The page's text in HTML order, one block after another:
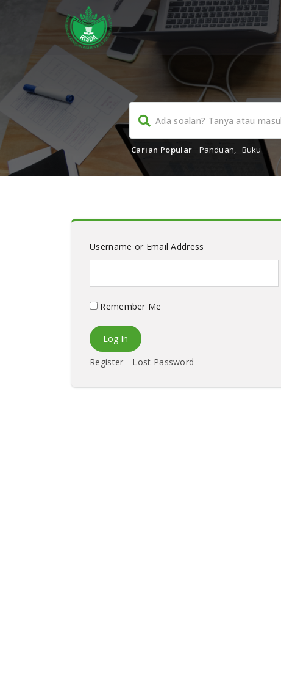
Carian Popular Panduan, Buku
Username or Email Address
Remember Me
Register Lost Password